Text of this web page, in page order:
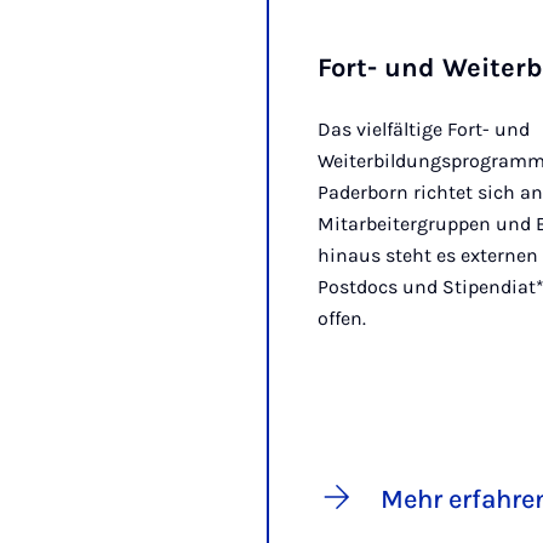
Fort- und
Das vielfältige Fort- und
Paderborn richtet sich
Mitarbeitergruppen und
hinaus steht es externen
Postdocs und
offen.
Mehr